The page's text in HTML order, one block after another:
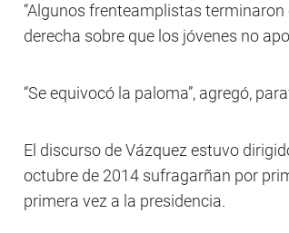
“Algunos frenteamplistas
derecha sobre que los jóvenes no
“Se equivocó la paloma”, agregó,
El discurso de Vázquez estuvo
octubre de 2014 sufragarñan por
primera vez a la presidencia.